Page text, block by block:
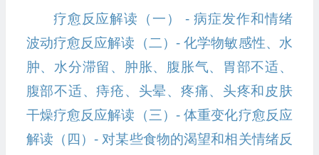
疗愈反应解读（一） - 病症发作和情绪
波动疗愈反应解读（二）- 化学物敏感性、水
肿、水分滞留、肿胀、腹胀气、胃部不适、
腹部不适、痔疮、头晕、疼痛、头疼和皮肤
干燥疗愈反应解读（三）- 体重变化疗愈反应
解读（四）- 对某些食物的渴望和相关情绪反